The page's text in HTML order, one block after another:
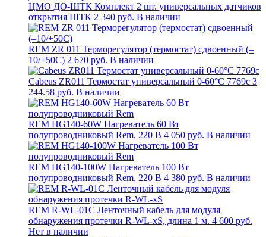
ЦМО ДО-ШТК Комплект 2 шт. универсальных датчиков
открытия ШТК 2 340 руб. В наличии
REM ZR 011 Терморегулятор (термостат) сдвоенный (–
10/+50С) 2 670 руб. В наличии
Cabeus ZR011 Термостат универсальный 0-60°C 7769c 3
244.58 руб. В наличии
REM HG140-60W Нагреватель 60 Вт
полупроводниковый Rem, 220 В 4 050 руб. В наличии
REM HG140-100W Нагреватель 100 Вт
полупроводниковый Rem, 220 В 4 380 руб. В наличии
REM R-WL-01C Ленточный кабель для модуля
обнаружения протечки R-WL-xS, длина 1 м. 4 600 руб.
Нет в наличии